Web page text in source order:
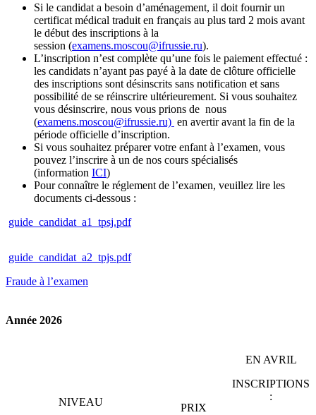
Si le candidat a besoin d’aménagement, il doit fournir un
certificat médical traduit en français au plus tard 2 mois avant
le début des inscriptions à la
session (examens.moscou@ifrussie.ru).
L’inscription n’est complète qu’une fois le paiement effectué :
les candidats n’ayant pas payé à la date de clôture officielle
des inscriptions sont désinscrits sans notification et sans
possibilité de se réinscrire ultérieurement. Si vous souhaitez
vous désinscrire, nous vous prions de nous
(examens.moscou@ifrussie.ru) en avertir avant la fin de la
période officielle d’inscription.
Si vous souhaitez préparer votre enfant à l’examen, vous
pouvez l’inscrire à un de nos cours spécialisés
(information ICI)
Pour connaître le réglement de l’examen, veuillez lire les
documents ci-dessous :
guide_candidat_a1_tpsj.pdf
guide_candidat_a2_tpjs.pdf
Fraude à l’examen
Année 2026
NIVEAU
PRIX
EN AVRIL
INSCRIPTIONS
: